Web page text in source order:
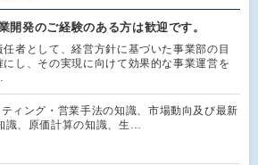
開発のご経験のある方は歓迎です。
者として、経営方針に基づいた事業部の目
にし、その実現に向けて効果的な事業運営を
ィング・営業手法の知識、市場動向及び最新
識、原価計算の知識、生…